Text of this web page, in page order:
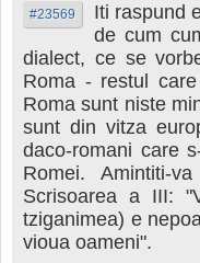
#23569
Iti raspund
de cum
dialect, ce se
Roma - restul
Roma sunt niste
sunt din vitza
daco-romani care
Romei. Amintiti-
Scrisoarea a III:
tziganimea) e
vioua oameni".